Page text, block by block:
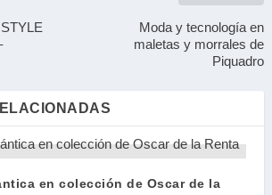
Moda y tecnología en
maletas y morrales de
Piquadro
en colección de Oscar de la